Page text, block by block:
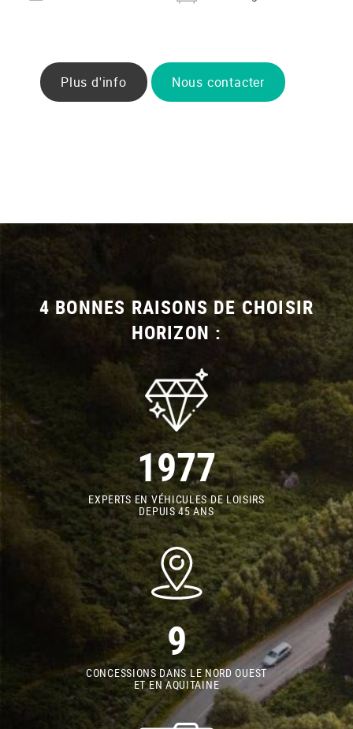
Plus d'info Nous contacter
4 BONNES RAISONS DE CHOISIR
HORIZON :
1977
EXPERTS EN VÉHICULES DE LOISIRS
DEPUIS 45 ANS
9
CONCESSIONS DANS LE NORD OUEST
ET EN AQUITAINE